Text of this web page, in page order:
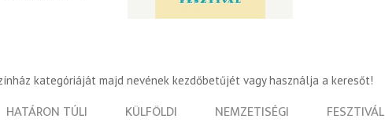
kategóriáját majd nevének kezdőbetűjét vagy használja a keresőt!
HATÁRON TÚLI KÜLFÖLDI NEMZETISÉGI FESZTIVÁL